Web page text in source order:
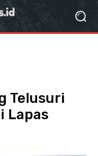
Telusuri
Lapas